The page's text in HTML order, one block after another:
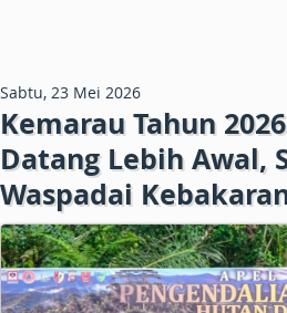
Sabtu, 23 Mei 2026
Kemarau Tahun
Datang Lebih Awal,
Waspadai